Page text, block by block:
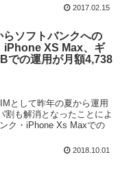
2017.02.15
ソフトバンクへの
iPhone XS Max、ギ
での運用が月額4,738
として昨年の夏から運用
割も解消となったことによ
ク・iPhone Xs Maxでの
2018.10.01